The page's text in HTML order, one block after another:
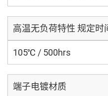
高温无负荷特性 规定时
105℃ / 500hrs
端子电镀材质